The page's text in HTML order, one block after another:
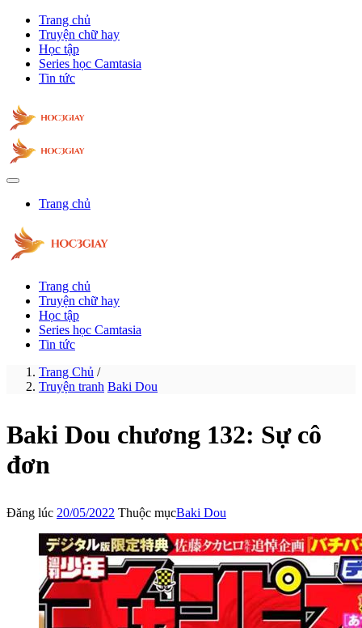
Trang chủ
Truyện chữ hay
Học tập
Series học Camtasia
Tin tức
Trang chủ
Trang chủ
Truyện chữ hay
Học tập
Series học Camtasia
Tin tức
Trang Chủ /
Truyện tranh Baki Dou
Baki Dou chương 132: Sự cô
đơn
Đăng lúc 20/05/2022 Thuộc mụcBaki Dou